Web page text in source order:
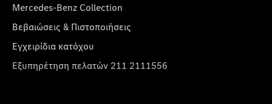
Mercedes-Benz Collection
Βεβαιώσεις & Πιστοποιήσεις
Εγχειρίδια κατόχου
Εξυπηρέτηση πελατών 211 2111556